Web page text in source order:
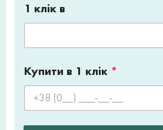
1 клік в
Купити в 1 клік *